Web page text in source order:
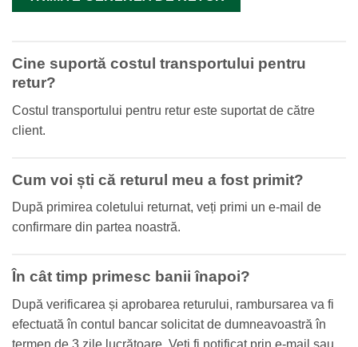
Cine suportă costul transportului pentru
retur?
Costul transportului pentru retur este suportat de către
client.
Cum voi ști că returul meu a fost primit?
După primirea coletului returnat, veți primi un e-mail de
confirmare din partea noastră.
În cât timp primesc banii înapoi?
După verificarea și aprobarea returului, rambursarea va fi
efectuată în contul bancar solicitat de dumneavoastră în
termen de 3 zile lucrătoare. Veți fi notificat prin e-mail sau